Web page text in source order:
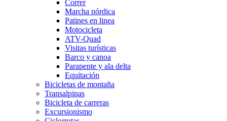
Correr
Marcha nórdica
Patines en linea
Motocicleta
ATV-Quad
Visitas turísticas
Barco y canoa
Parapente y ala delta
Equitación
Bicicletas de montaña
Transalpinas
Bicicleta de carreras
Excursionismo